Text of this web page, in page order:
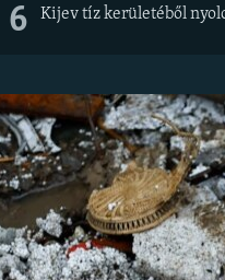
6 Kijev tíz kerületéből